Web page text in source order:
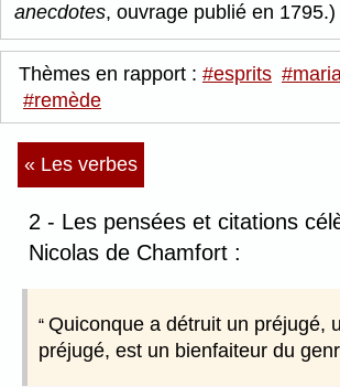
anecdotes, ouvrage publié en 1795.)
Thèmes en rapport : #esprits
#remède
« Les verbes
2 - Les pensées et citations
Nicolas de Chamfort :
Quiconque a détruit un préjugé,
préjugé, est un bienfaiteur du